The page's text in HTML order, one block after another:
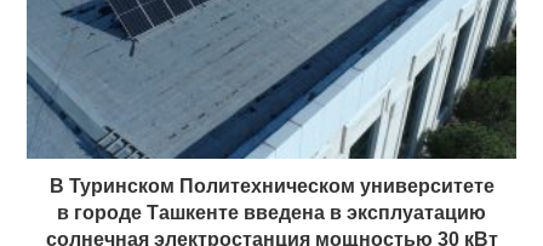
В Туринском Политехническом университете
в городе Ташкенте введена в эксплуатацию
солнечная электростанция мощностью 30 кВт